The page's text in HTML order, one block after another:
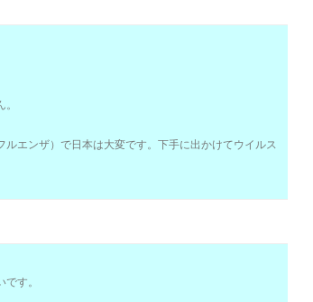
エンザ）で日本は大変です。下手に出かけてウイルス
す。